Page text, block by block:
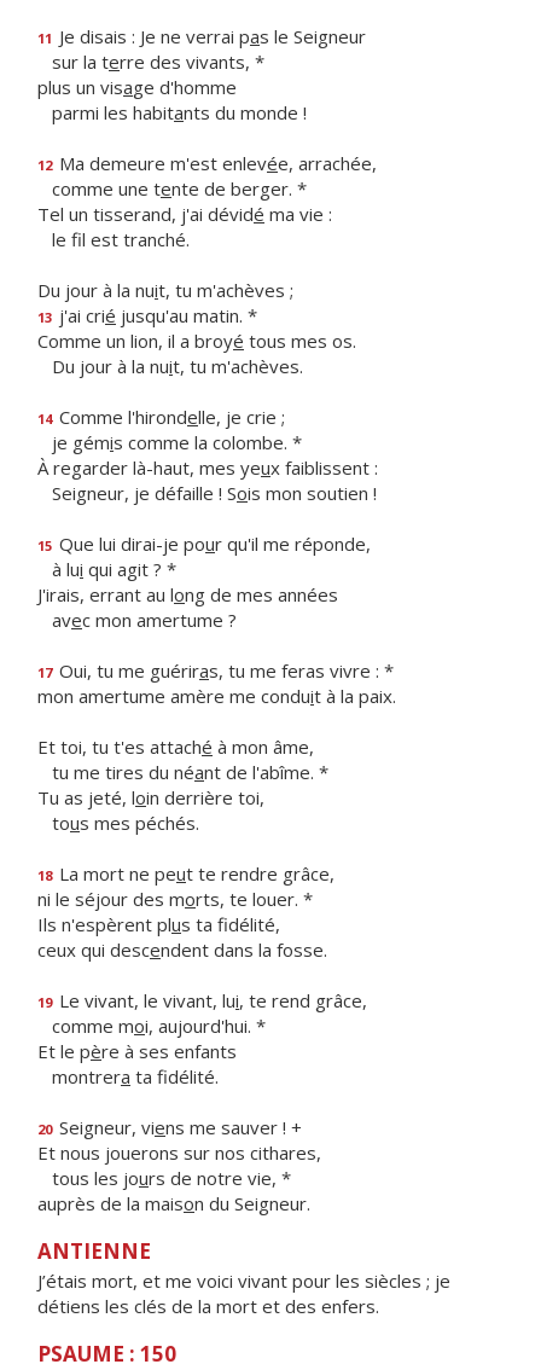
11 Je disais : Je ne verrai pas le Seigneur
sur la terre des vivants, *
plus un visage d'homme
parmi les habitants du monde !
12 Ma demeure m'est enlevée, arrachée,
comme une tente de berger. *
Tel un tisserand, j'ai dévidé ma vie :
le fl est tranché.
Du jour à la nuit, tu m'achèves ;
13 j'ai crié jusqu'au matin. *
Comme un lion, il a broyé tous mes os.
Du jour à la nuit, tu m'achèves.
14 Comme l'hirondelle, je crie ;
je gémis comme la colombe. *
À regarder là-haut, mes yeux faiblissent :
Seigneur, je défaille ! Sois mon soutien !
15 Que lui dirai-je pour qu'il me réponde,
à lui qui agit ? *
J'irais, errant au long de mes années
avec mon amertume ?
17 Oui, tu me guériras, tu me feras vivre : *
mon amertume amère me conduit à la paix.
Et toi, tu t'es attaché à mon âme,
tu me tires du néant de l'abîme. *
Tu as jeté, loin derrière toi,
tous mes péchés.
18 La mort ne peut te rendre grâce,
ni le séjour des morts, te louer. *
Ils n'espèrent plus ta fidélité,
ceux qui descendent dans la fosse.
19 Le vivant, le vivant, lui, te rend grâce,
comme moi, aujourd'hui. *
Et le père à ses enfants
montrera ta fidélité.
20 Seigneur, viens me sauver ! +
Et nous jouerons sur nos cithares,
tous les jours de notre vie, *
auprès de la maison du Seigneur.
ANTIENNE
J’étais mort, et me voici vivant pour les siècles ; je
détiens les clés de la mort et des enfers.
PSAUME : 150